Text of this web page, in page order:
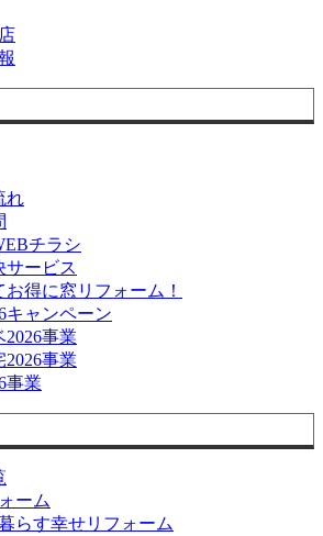
れ
チラシ
サービス
得に窓リフォーム！
キャンペーン
事業
事業
事業
ーム
らす幸せリフォーム